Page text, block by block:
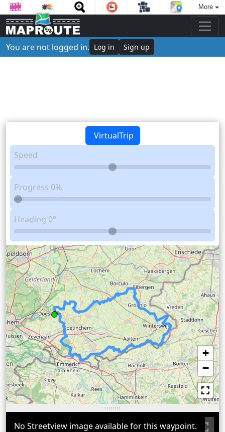
More
You are not logged in. Log in Sign up
VirtualTrip
Speed
Progress 0%
Heading 0°
+
−
No Streetview image available for this waypoint.